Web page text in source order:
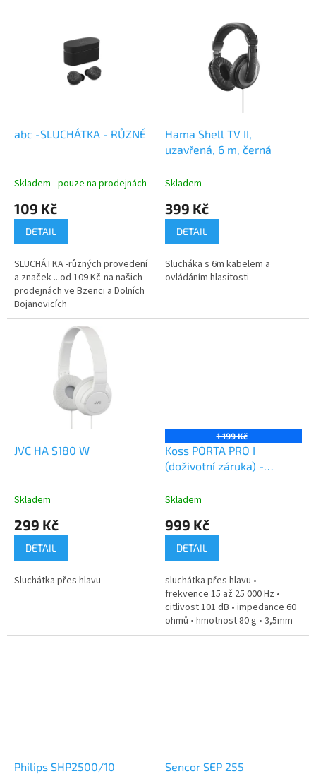
abc -SLUCHÁTKA - RŮZNÉ
Skladem - pouze na prodejnách
109 Kč
DETAIL
SLUCHÁTKA -různých provedení
a značek ...od 109 Kč-na našich
prodejnách ve Bzenci a Dolních
Bojanovicích
Hama Shell TV II,
uzavřená, 6 m, černá
Skladem
399 Kč
DETAIL
Slucháka s 6m kabelem a
ovládáním hlasitosti
JVC HA S180 W
Skladem
299 Kč
DETAIL
Sluchátka přes hlavu
1 199 Kč
Koss PORTA PRO I
(doživotní záruka) -
Skladem
999 Kč
DETAIL
sluchátka přes hlavu •
frekvence 15 až 25 000 Hz •
citlivost 101 dB • impedance 60
ohmů • hmotnost 80 g • 3,5mm
Jack...
Philips SHP2500/10 Sencor SEP 255